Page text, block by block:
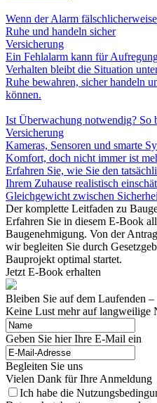
Wenn der Alarm
Ruhe und handeln sicher
Versicherung
Ein Fehlalarm kann für
Verhalten bleibt die Situation
Ruhe bewahren, sicher handeln
können.
Ist Überwachung notwendig? So
Versicherung
Kameras, Sensoren und smarte
Komfort, doch nicht immer ist
Erfahren Sie, wie Sie den
Ihrem Zuhause realistisch
Gleichgewicht zwischen
Der komplette Leitfaden zu
Erfahren Sie in diesem E-Book
Baugenehmigung. Von der
wir begleiten Sie durch
Bauprojekt optimal startet.
Jetzt E-Book erhalten
Bleiben Sie auf dem Laufenden
Keine Lust mehr auf langweilige
Geben Sie hier Ihre E-Mail ein
Begleiten Sie uns
Vielen Dank für Ihre Anmeldung
Ich habe die